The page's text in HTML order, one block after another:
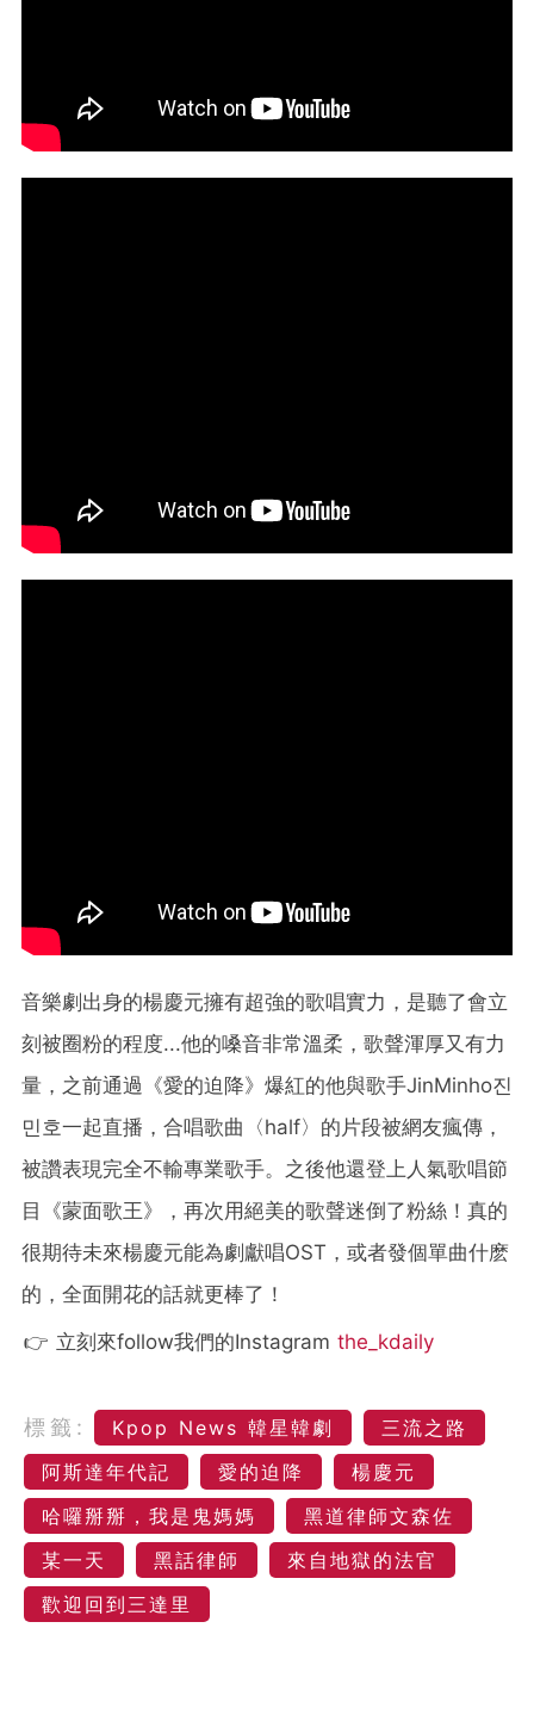
音樂劇出身的楊慶元擁有超強的歌唱實力，是聽了會立
刻被圈粉的程度...他的嗓音非常溫柔，歌聲渾厚又有力
量，之前通過《愛的迫降》爆紅的他與歌手JinMinho진
민호一起直播，合唱歌曲〈half〉的片段被網友瘋傳，
被讚表現完全不輸專業歌手。之後他還登上人氣歌唱節
目《蒙面歌王》，再次用絕美的歌聲迷倒了粉絲！真的
很期待未來楊慶元能為劇獻唱OST，或者發個單曲什麽
的，全面開花的話就更棒了！
👉 立刻來follow我們的Instagram the_kdaily
標籤: Kpop News 韓星韓劇
三流之路
阿斯達年代記
愛的迫降
楊慶元
哈囉掰掰，我是鬼媽媽
黑道律師文森佐
某一天
黑話律師
來自地獄的法官
歡迎回到三達里